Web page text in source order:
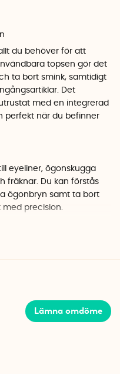
du behöver för att
topsen gör det
ta bort smink, samtidigt
Det
med en integrerad
perfekt när du befinner
eyeliner, ögonskugga
fräknar. Du kan förstås
ögonbryn samt ta bort
precision.
De kan också tvättas
finmaskig tvättpåse.
de kan torka.
inte bara ett
att minska avfallet av
Lämna omdöme